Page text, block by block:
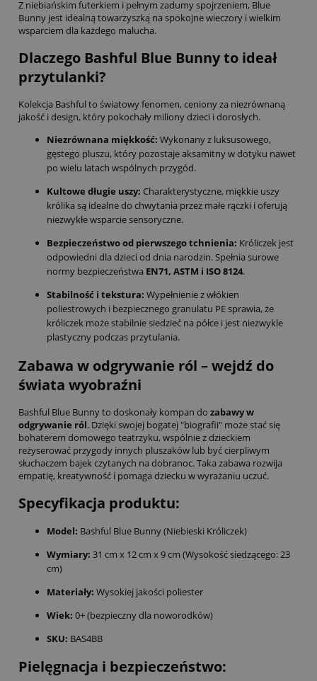
Z niebiańskim futerkiem i pełnym zadumy spojrzeniem, Blue
Bunny jest idealną towarzyszką na spokojne wieczory i wielkim
wsparciem dla każdego malucha.
Dlaczego Bashful Blue Bunny to ideał
przytulanki?
Kolekcja Bashful to światowy fenomen, ceniony za niezrównaną
jakość i design, który pokochały miliony dzieci i dorosłych.
Niezrównana miękkość: Wykonany z luksusowego,
gęstego pluszu, który pozostaje aksamitny w dotyku nawet
po wielu latach wspólnych przygód.
Kultowe długie uszy: Charakterystyczne, miękkie uszy
królika są idealne do chwytania przez małe rączki i oferują
niezwykłe wsparcie sensoryczne.
Bezpieczeństwo od pierwszego tchnienia: Króliczek jest
odpowiedni dla dzieci od dnia narodzin. Spełnia surowe
normy bezpieczeństwa EN71, ASTM i ISO 8124.
Stabilność i tekstura: Wypełnienie z włókien
poliestrowych i bezpiecznego granulatu PE sprawia, że
króliczek może stabilnie siedzieć na półce i jest niezwykle
plastyczny podczas przytulania.
Zabawa w odgrywanie ról – wejdź do
świata wyobraźni
Bashful Blue Bunny to doskonały kompan do zabawy w
odgrywanie ról. Dzięki swojej bogatej "biografii" może stać się
bohaterem domowego teatrzyku, wspólnie z dzieckiem
reżyserować przygody innych pluszaków lub być cierpliwym
słuchaczem bajek czytanych na dobranoc. Taka zabawa rozwija
empatię, kreatywność i pomaga dziecku w wyrażaniu uczuć.
Specyfikacja produktu:
Model: Bashful Blue Bunny (Niebieski Króliczek)
Wymiary: 31 cm x 12 cm x 9 cm (Wysokość siedzącego: 23
cm)
Materiały: Wysokiej jakości poliester
Wiek: 0+ (bezpieczny dla noworodków)
SKU: BAS4BB
Pielęgnacja i bezpieczeństwo: